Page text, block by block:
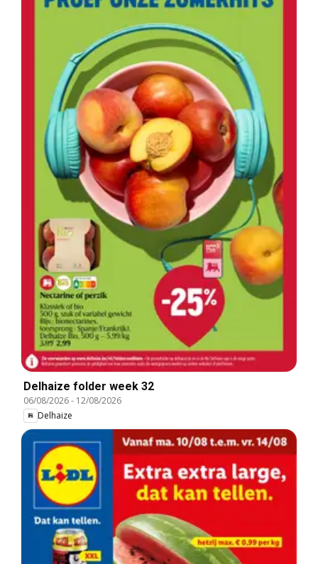
Delhaize folder week 32
06/08/2026- 12/08/2026
Delhaize